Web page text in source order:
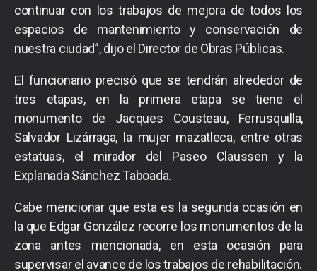
continuar con los trabajos de mejora de todos los
espacios de mantenimiento y conservación de
nuestra ciudad”, dijo el Director de Obras Públicas.
El funcionario precisó que se tendrán alrededor de
tres etapas, en la primera etapa se tiene el
monumento de Jacques Cousteau, Ferrusquilla,
Salvador Lizárraga, la mujer mazatleca, entre otras
estatuas, el mirador del Paseo Claussen y la
Explanada Sánchez Taboada.
Cabe mencionar que esta es la segunda ocasión en
la que Edgar González recorre los monumentos de la
zona antes mencionada, en esta ocasión para
supervisar el avance de los trabajos de rehabilitación.